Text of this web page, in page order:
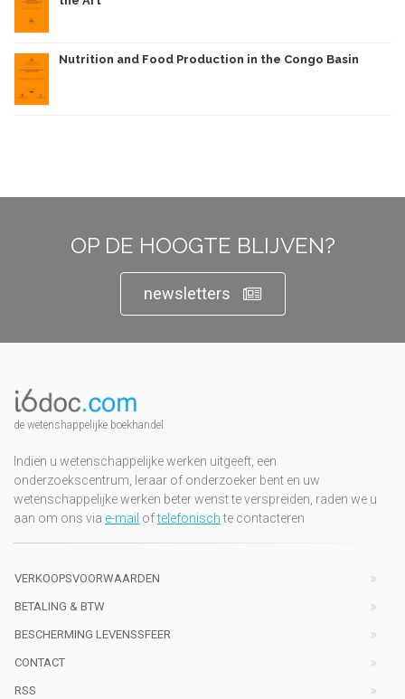
Nutrition and Food Production in the Congo Basin
OP DE HOOGTE BLIJVEN?
newsletters
de wetenshappelijke boekhandel
Indien u wetenschappelijke werken uitgeeft, een
onderzoekscentrum, leraar of onderzoeker bent en uw
wetenschappelijke werken beter wenst te verspreiden, raden we u
aan om ons via e-mail oftelefonischte contacteren
VERKOOPSVOORWAARDEN
BETALING & BTW
BESCHERMING LEVENSSFEER
CONTACT
RSS